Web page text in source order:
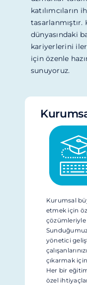
katılımcıların
tasarlanmıştır.
dünyasındaki
kariyerlerini
için özenle
sunuyoruz.
Kurumsal
etmek için
yönetici
çıkarmak
Her bir
özel